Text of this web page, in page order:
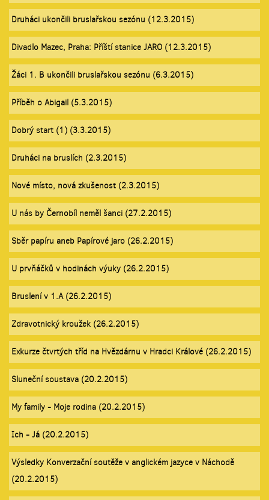
Druháci ukončili bruslařskou sezónu (12.3.2015)
Divadlo Mazec, Praha: Příští stanice JARO (12.3.2015)
Žáci 1. B ukončili bruslařskou sezónu (6.3.2015)
Příběh o Abigail (5.3.2015)
Dobrý start (1) (3.3.2015)
Druháci na bruslích (2.3.2015)
Nové místo, nová zkušenost (2.3.2015)
U nás by Černobíl neměl šanci (27.2.2015)
Sběr papíru aneb Papírové jaro (26.2.2015)
U prvňáčků v hodinách výuky (26.2.2015)
Bruslení v 1.A (26.2.2015)
Zdravotnický kroužek (26.2.2015)
Exkurze čtvrtých tříd na Hvězdárnu v Hradci Králové (26.2.2015)
Sluneční soustava (20.2.2015)
My family - Moje rodina (20.2.2015)
Ich - Já (20.2.2015)
Výsledky Konverzační soutěže v anglickém jazyce v Náchodě
(20.2.2015)